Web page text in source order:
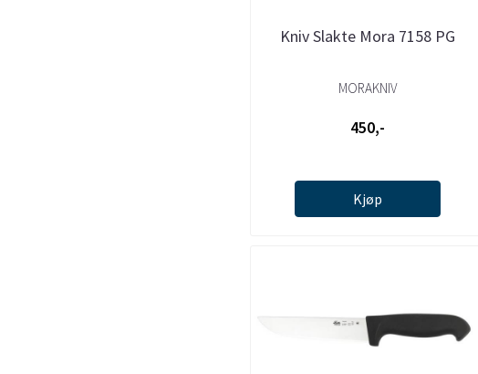
Kniv Slakte Mora 7158 PG
MORAKNIV
450,-
Kjøp